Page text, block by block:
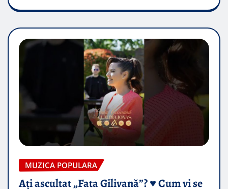
MUZICA POPULARA
Ați ascultat „Fata Gilivană”? ♥️ Cum vi se